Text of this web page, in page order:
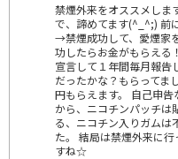
禁煙外来をオススメしま
で、諦めてます(^_^;) 前
→禁煙成功して、愛煙家
功したらお金がもらえる
宣言して１年間毎月報告
だったかな？もらってま
円もらえます。 自己申
から、ニコチンパッチは
る、ニコチン入りガムは
た。 結局は禁煙外来に
すね☆